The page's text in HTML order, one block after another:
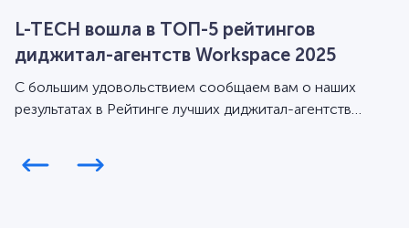
L-TECH вошла в ТОП-5 рейтингов
диджитал-агентств Workspace 2025
С большим удовольствием сообщаем вам о наших
результатах в Рейтинге лучших диджитал-агентств